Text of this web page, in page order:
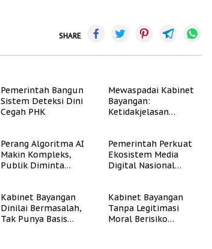
SHARE
Pemerintah Bangun
Sistem Deteksi Dini
Cegah PHK
Mewaspadai Kabinet
Bayangan:
Ketidakjelasan
Perang Algoritma AI
Makin Kompleks,
Publik Diminta
Pemerintah Perkuat
Ekosistem Media
Digital Nasional
Kabinet Bayangan
Dinilai Bermasalah,
Tak Punya Basis
Kabinet Bayangan
Tanpa Legitimasi
Moral Berisiko